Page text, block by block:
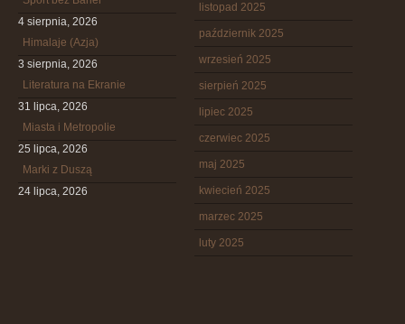
4 sierpnia, 2026
Himalaje (Azja)
3 sierpnia, 2026
Literatura na Ekranie
31 lipca, 2026
Miasta i Metropolie
25 lipca, 2026
Marki z Duszą
24 lipca, 2026
listopad 2025
październik 2025
wrzesień 2025
sierpień 2025
lipiec 2025
czerwiec 2025
maj 2025
kwiecień 2025
marzec 2025
luty 2025